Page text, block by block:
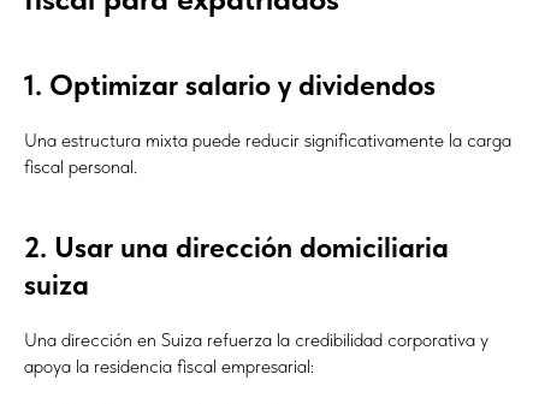
1. Optimizar salario y dividendos
Una estructura mixta puede reducir significativamente la carga
fiscal personal.
2. Usar una dirección domiciliaria
suiza
Una dirección en Suiza refuerza la credibilidad corporativa y
apoya la residencia fiscal empresarial: